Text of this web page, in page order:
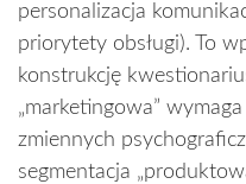
personalizacja
priorytety obsługi). To
konstrukcję
„marketingowa”
zmiennych
segmentacja